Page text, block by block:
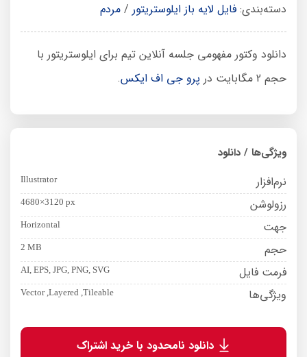
دسته‌بندی: فایل لایه باز ایلوستریتور / مردم
دانلود وکتور مفهومی جلسه آنلاین تیم برای ایلوستریتور با
حجم 2 مگابایت در
پرو جی اف ایکس.
ویژگی‌ها / دانلود
نرم‌افزار Illustrator
رزولوشن 4680×3120 px
جهت Horizontal
حجم 2 MB
فرمت فایل AI, EPS, JPG, PNG, SVG
ویژگی‌ها Vector ,Layered ,Tileable
دانلود نامحدود با خرید اشتراک